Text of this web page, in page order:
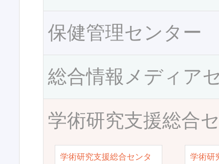
保健管理センター
総合情報メディア
学術研究支援総合
学術研究支援総合センタ
学術研